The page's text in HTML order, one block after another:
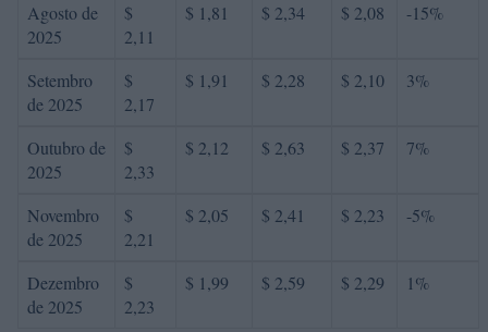
Agosto de
2025
$
2,11
$ 1,81 $ 2,34 $ 2,08 -15%
Setembro
de 2025
$
2,17
$ 1,91 $ 2,28 $ 2,10 3%
Outubro de
2025
$
2,33
$ 2,12 $ 2,63 $ 2,37 7%
Novembro
de 2025
$
2,21
$ 2,05 $ 2,41 $ 2,23 -5%
Dezembro
de 2025
$
2,23
$ 1,99 $ 2,59 $ 2,29 1%